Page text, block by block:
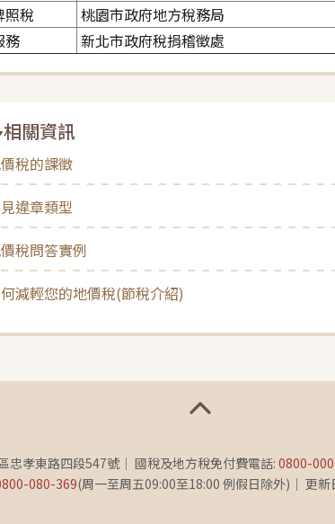
照稅
桃園市政府地方稅務局
務
新北市政府稅捐稽徵處
關資訊
稅的課徵
違章類型
稅問答實例
減輕您的地價稅(節稅介紹)
忠孝東路四段547號 國稅及地方稅免付費電話:0800-
080-369(周一至周五09:00至18:00 例假日除外) 更新